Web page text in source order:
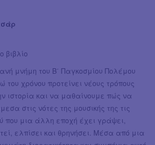
βιβλίο
μνήμη του Β΄ Παγκοσμίου Πολέμου
του χρόνου προτείνει νέους τρόπους
ιστορία και να μαθαίνουμε πώς να
στις νότες της μουσικής της τις
που μια άλλη εποχή έχει γράψει,
ελπίσει και θρηνήσει. Μέσα από μια